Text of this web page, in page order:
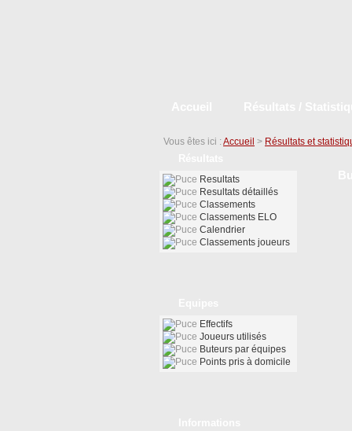
Vous êtes ici : Accueil > Résultats et
Resultats
Resultats détaillés
Classements
Classements ELO
Calendrier
Classements joueurs
Effectifs
Joueurs utilisés
Buteurs par équipes
Points pris à domicile